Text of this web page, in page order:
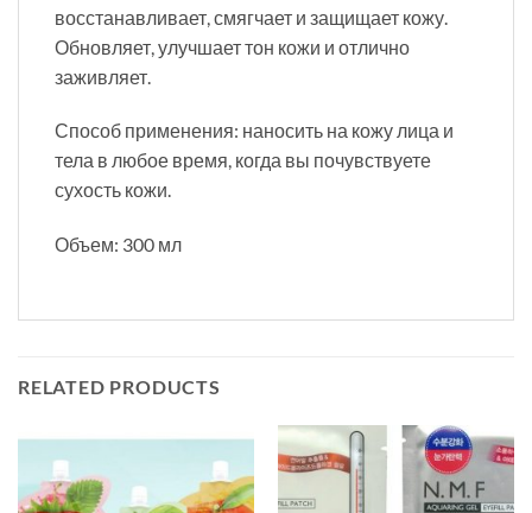
восстанавливает, смягчает и защищает кожу.
Обновляет, улучшает тон кожи и отлично
заживляет.
Способ применения: наносить на кожу лица и
тела в любое время, когда вы почувствуете
сухость кожи.
Объем: 300 мл
RELATED PRODUCTS